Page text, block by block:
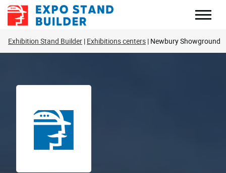
Skip
Exhibition Stand Builder Exhibitions centers Newbury Showground